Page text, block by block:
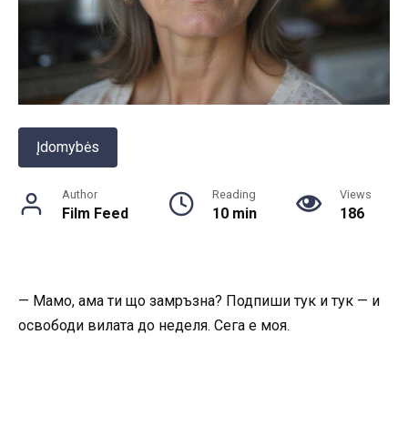
Įdomybės
Author
Film Feed
Reading
10 min
Views
186
— Мамо, ама ти що замръзна? Подпиши тук и тук — и
освободи вилата до неделя. Сега е моя.